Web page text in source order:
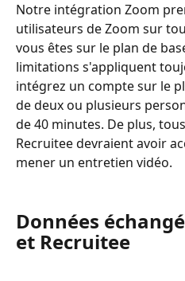
Notre intégration Zoom
utilisateurs de Zoom sur
vous êtes sur le plan de
limitations s'appliquent
intégrez un compte sur le
de deux ou plusieurs
de 40 minutes. De plus,
Recruitee devraient avoir
mener un entretien vidéo.
Données
et Recruitee